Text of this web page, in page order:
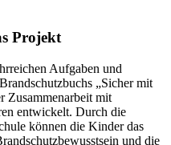
Projekt
Aufgaben und
„Sicher mit
Zusammenarbeit mit
entwickelt. Durch die
können die Kinder das
und die